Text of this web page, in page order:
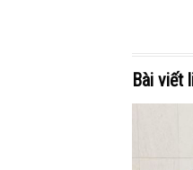
Bài viết